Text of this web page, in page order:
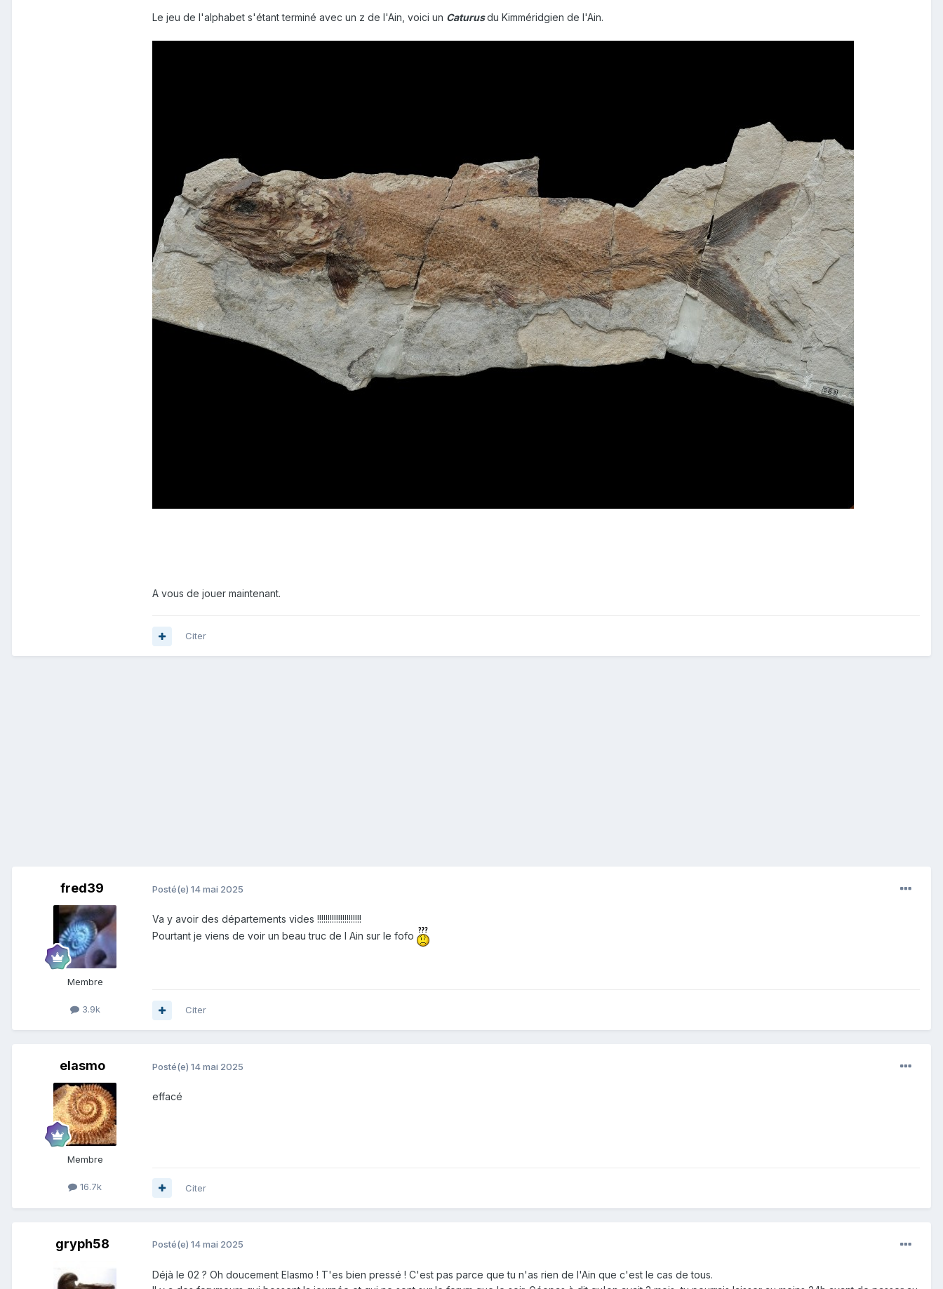
Le jeu de l'alphabet s'étant terminé avec un z de l'Ain, voici un Caturusdu Kimméridgien de l'Ain.
A vous de jouer maintenant.
Citer
fred39
Membre
3.9k
Posté(e) 14 mai 2025
Va y avoir des départements vides !!!!!!!!!!!!!!!!!!!!!
Pourtant je viens de voir un beau truc de l Ain sur le fofo
Citer
elasmo
Membre
16.7k
Posté(e) 14 mai 2025
effacé
Citer
gryph58 Posté(e) 14 mai 2025
Déjà le 02 ? Oh doucement Elasmo ! T'es bien pressé ! C'est pas parce que tu n'as rien de l'Ain que c'est le cas de tous.